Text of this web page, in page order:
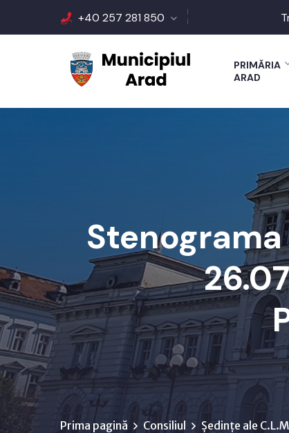
+40 257 281 850
PRIMĂRIA
ARAD
Prima pagină Consiliul Ședințe ale